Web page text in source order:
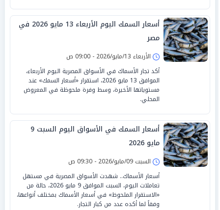
أسعار السمك اليوم الأربعاء 13 مايو 2026 في
مصر
الأربعاء 13/مايو/2026 - 09:00 ص
أكد تجار الأسماك في الأسواق المصرية اليوم الأربعاء،
الموافق 13 مايو 2026، استقرار «أسعار السمك» عند
مستوياتها الأخيرة، وسط وفرة ملحوظة في المعروض
المحلي.
أسعار السمك في الأسواق اليوم السبت 9
مايو 2026
السبت 09/مايو/2026 - 09:30 ص
أسعار الأسماك.. شهدت الأسواق المصرية في مستهل
تعاملات اليوم، السبت الموافق 9 مايو 2026، حالة من
«الاستقرار الملحوظ» في أسعار الأسماك بمختلف أنواعها،
وفقاً لما أكده عدد من كبار التجار.